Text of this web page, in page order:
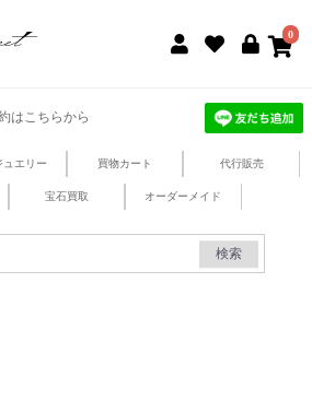
0
はこちらから
ュエリー 買物カート 代行販売
宝石買取 オーダーメイド
検索